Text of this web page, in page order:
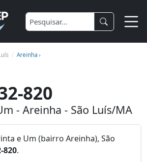
Areinha ›
820
- Areinha - São Luís/MA
e Um (bairro Areinha), São
820.